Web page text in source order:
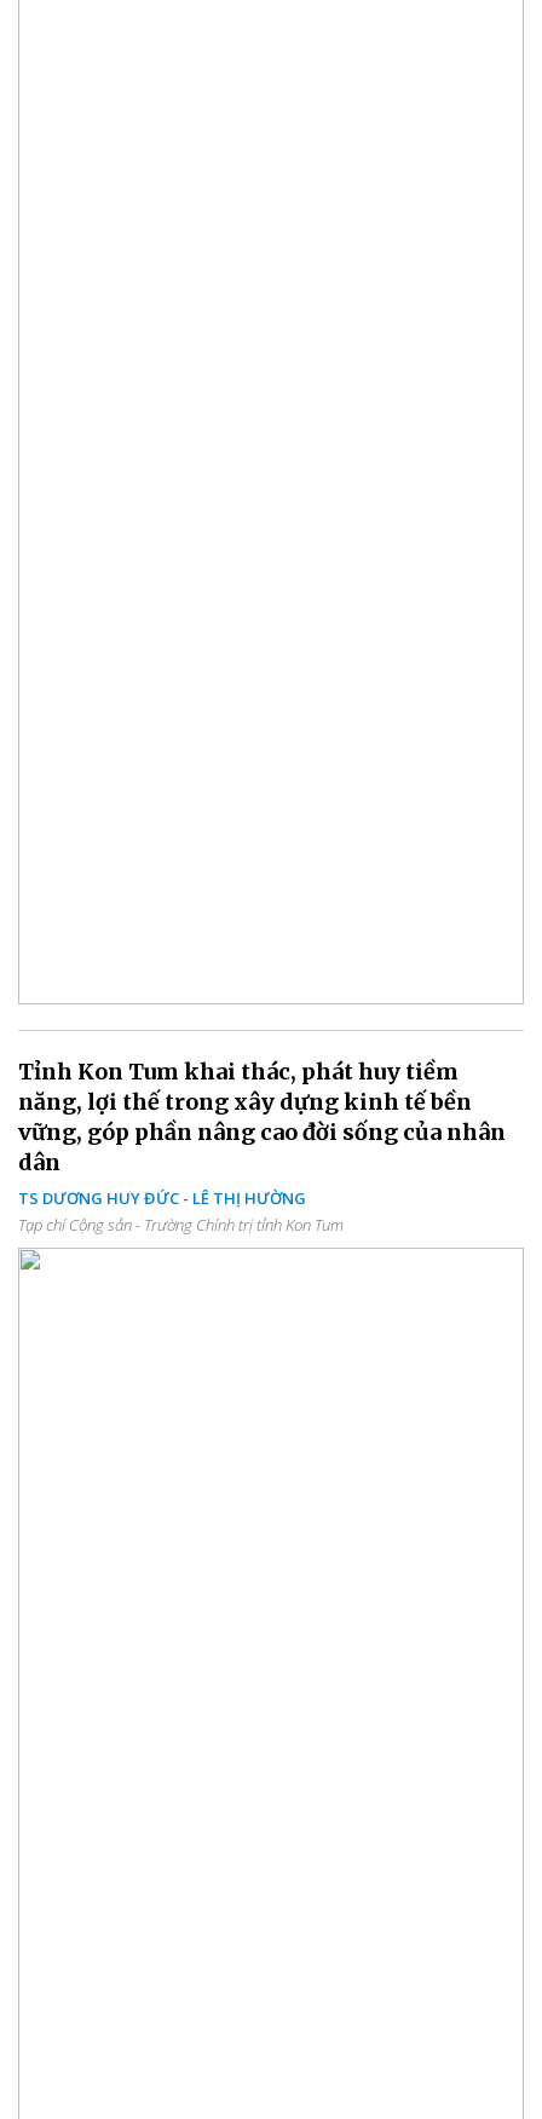
Tỉnh Kon Tum khai thác, phát huy tiềm
năng, lợi thế trong xây dựng kinh tế bền
vững, góp phần nâng cao đời sống của nhân
dân
TS DƯƠNG HUY ĐỨC - LÊ THỊ HƯỜNG
Tạp chí Cộng sản - Trường Chính trị tỉnh Kon Tum